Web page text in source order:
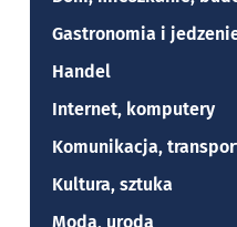
Gastronomia i
Handel
Internet, komputery
Komunikacja,
Kultura, sztuka
Moda, uroda